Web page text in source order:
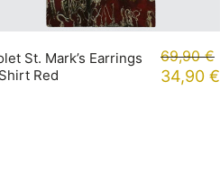
St. Mark’s Earrings
Red
69,90€
34,90 €